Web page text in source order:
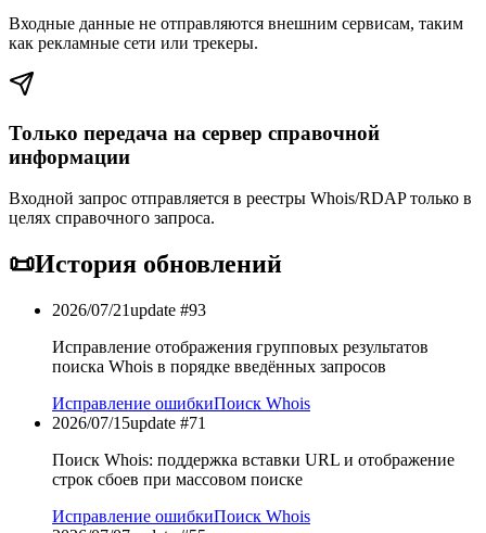
Входные данные не отправляются внешним сервисам, таким
как рекламные сети или трекеры.
Только передача на сервер справочной
информации
Входной запрос отправляется в реестры Whois/RDAP только в
целях справочного запроса.
📜История обновлений
2026/07/21update #93
Исправление отображения групповых результатов
поиска Whois в порядке введённых запросов
Исправление ошибкиПоиск Whois
2026/07/15update #71
Поиск Whois: поддержка вставки URL и отображение
строк сбоев при массовом поиске
Исправление ошибкиПоиск Whois